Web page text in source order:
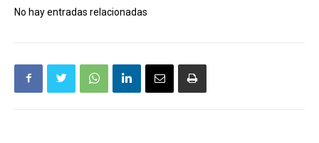
No hay entradas relacionadas